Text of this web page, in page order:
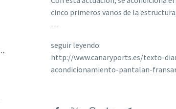
cinco primeros vanos de la
…
seguir leyendo:
http://www.canaryports.es/texto-
acondicionamiento-pantalan-